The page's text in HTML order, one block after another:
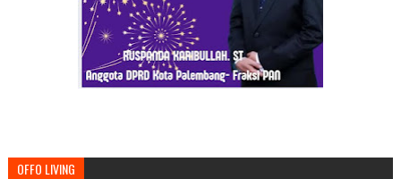
OFFO LIVING